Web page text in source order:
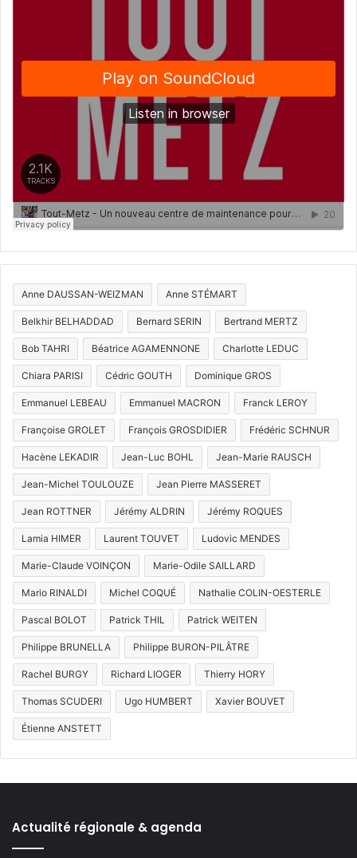
Anne DAUSSAN-WEIZMAN Anne STÉMART
Belkhir BELHADDAD Bernard SERIN Bertrand MERTZ
Bob TAHRI Béatrice AGAMENNONE Charlotte LEDUC
Chiara PARISI Cédric GOUTH Dominique GROS
Emmanuel LEBEAU Emmanuel MACRON Franck LEROY
Françoise GROLET François GROSDIDIER Frédéric SCHNUR
Hacène LEKADIR Jean-Luc BOHL Jean-Marie RAUSCH
Jean-Michel TOULOUZE Jean Pierre MASSERET
Jean ROTTNER Jérémy ALDRIN Jérémy ROQUES
Lamia HIMER Laurent TOUVET Ludovic MENDES
Marie-Claude VOINÇON Marie-Odile SAILLARD
Mario RINALDI Michel COQUÉ Nathalie COLIN-OESTERLE
Pascal BOLOT Patrick THIL Patrick WEITEN
Philippe BRUNELLA Philippe BURON-PILÂTRE
Rachel BURGY Richard LIOGER Thierry HORY
Thomas SCUDERI Ugo HUMBERT Xavier BOUVET
Étienne ANSTETT
Actualité régionale & agenda